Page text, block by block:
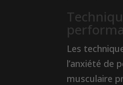
Les
l’anxiété de
musculaire